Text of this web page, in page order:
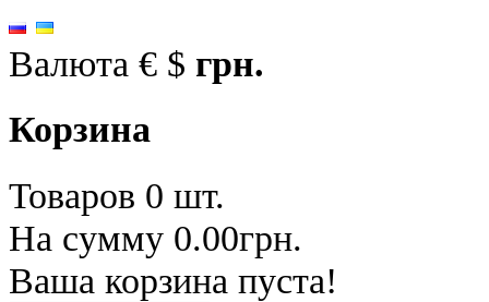
Валюта € $ грн.
Корзина
Товаров 0 шт.
На сумму 0.00грн.
Ваша корзина пуста!